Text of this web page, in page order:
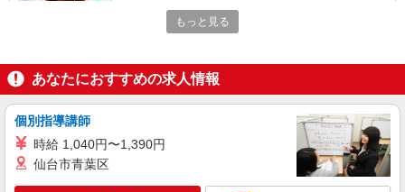
ミアヘルサオアシス東新小岩 （東京都葛飾区
東新小岩4-11-10）
キープ 詳細を見る
アルバイト パート
株式会社HITOWA フードサービスカンパニー
福祉施設での調理員【アルバイト・パート】
変動します。 ※AP評価制度：あり 年1回の評価
もっと見る
あなたにおすすめの求人情報
個別指導講師
時給 1,040円〜1,390円
仙台市青葉区